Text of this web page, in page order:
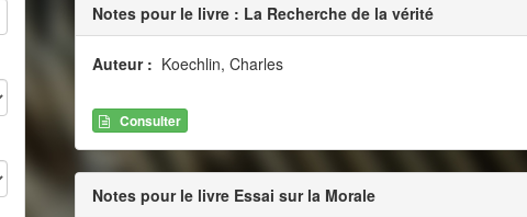
Notes pour le livre : La Recherche de la vérité
Auteur : Koechlin, Charles
Consulter
Notes pour le livre Essai sur la Morale